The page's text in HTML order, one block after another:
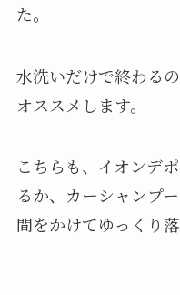
た。
水洗いだけで終わる
オススメします。
こちらも、イオンデ
るか、カーシャンプ
間をかけてゆっくり